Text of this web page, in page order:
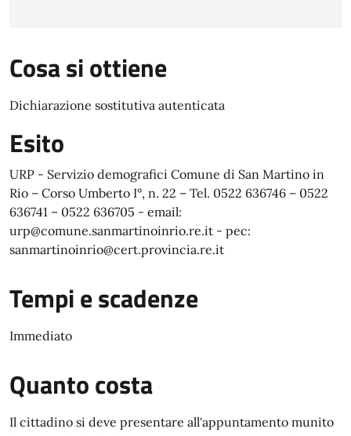
Cosa si ottiene
Dichiarazione sostitutiva autenticata
Esito
URP - Servizio demografici Comune di San Martino in
Rio – Corso Umberto I°, n. 22 – Tel. 0522 636746 – 0522
636741 – 0522 636705 - email:
urp@comune.sanmartinoinrio.re.it - pec:
sanmartinoinrio@cert.provincia.re.it
Tempi e scadenze
Immediato
Quanto costa
Il cittadino si deve presentare all'appuntamento munito